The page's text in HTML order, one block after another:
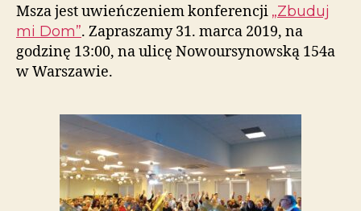
Msza jest uwieńczeniem konferencji „Zbuduj
mi Dom”. Zapraszamy 31. marca 2019, na
godzinę 13:00, na ulicę Nowoursynowską 154a
w Warszawie.